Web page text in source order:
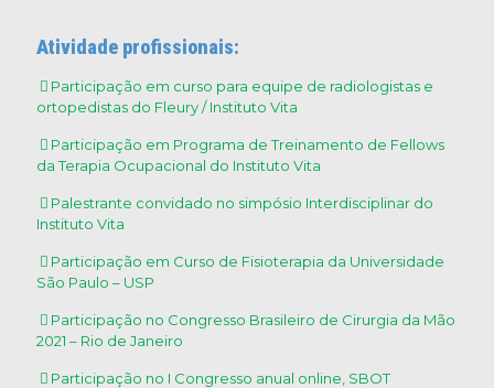
Atividade profissionais:
Participação em curso para equipe de radiologistas e
ortopedistas do Fleury / Instituto Vita
Participação em Programa de Treinamento de Fellows
da Terapia Ocupacional do Instituto Vita
Palestrante convidado no simpósio Interdisciplinar do
Instituto Vita
Participação em Curso de Fisioterapia da Universidade
São Paulo – USP
Participação no Congresso Brasileiro de Cirurgia da Mão
2021 – Rio de Janeiro
Participação no I Congresso anual online, SBOT